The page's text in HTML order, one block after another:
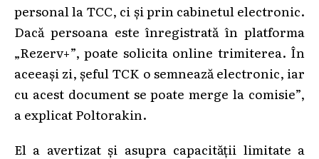
personal la TCC, ci și prin cabinetul electronic.
Dacă persoana este înregistrată în platforma
„Rezerv+”, poate solicita online trimiterea. În
aceeași zi, șeful TCK o semnează electronic, iar
cu acest document se poate merge la comisie”,
a explicat Poltorakin.
El a avertizat și asupra capacității limitate a